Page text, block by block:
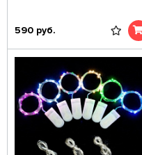
590 руб.